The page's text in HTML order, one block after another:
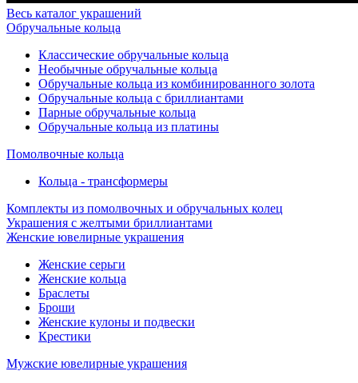
Весь каталог украшений
Обручальные кольца
Классические обручальные кольца
Необычные обручальные кольца
Обручальные кольца из комбинированного золота
Обручальные кольца с бриллиантами
Парные обручальные кольца
Обручальные кольца из платины
Помолвочные кольца
Кольца - трансформеры
Комплекты из помолвочных и обручальных колец
Украшения с желтыми бриллиантами
Женские ювелирные украшения
Женские серьги
Женские кольца
Браслеты
Броши
Женские кулоны и подвески
Крестики
Мужские ювелирные украшения